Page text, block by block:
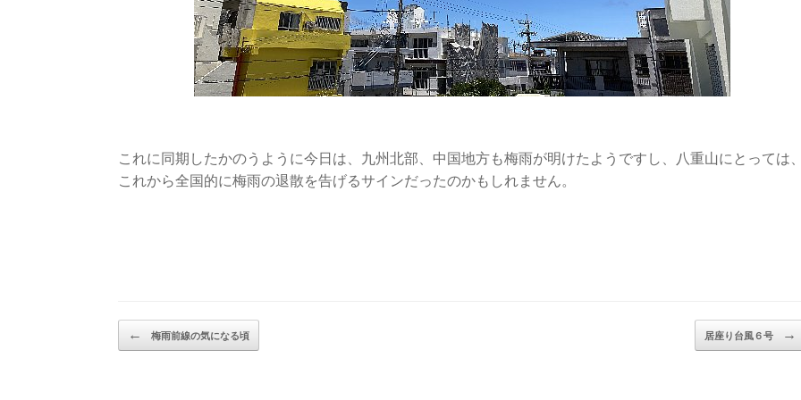
これに同期したかのうように今日は、九州北部、中国地方も梅雨が明けたようですし、八重山にとっては
これから全国的に梅雨の退散を告げるサインだったのかもしれません。
Post navigation
← 梅雨前線の気になる頃 居座り台風６号 →